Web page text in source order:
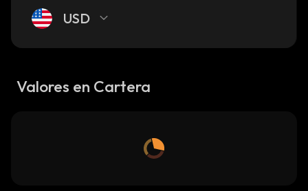
USD
Valores en Cartera